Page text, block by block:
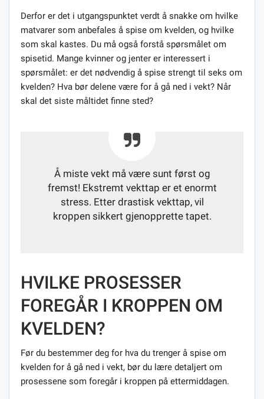
Derfor er det i utgangspunktet verdt å snakke om hvilke
matvarer som anbefales å spise om kvelden, og hvilke
som skal kastes. Du må også forstå spørsmålet om
spisetid. Mange kvinner og jenter er interessert i
spørsmålet: er det nødvendig å spise strengt til seks om
kvelden? Hva bør delene være for å gå ned i vekt? Når
skal det siste måltidet finne sted?
Å miste vekt må være sunt først og
fremst! Ekstremt vekttap er et enormt
stress. Etter drastisk vekttap, vil
kroppen sikkert gjenopprette tapet.
HVILKE PROSESSER
FOREGÅR I KROPPEN OM
KVELDEN?
Før du bestemmer deg for hva du trenger å spise om
kvelden for å gå ned i vekt, bør du lære detaljert om
prosessene som foregår i kroppen på ettermiddagen.